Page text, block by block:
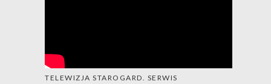
TELEWIZJA STAROGARD. SERWIS